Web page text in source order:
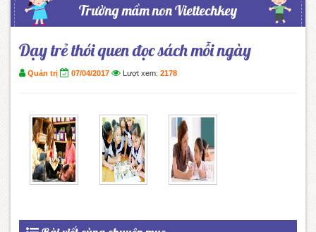
Trường mầm non Viettechkey
Dạy trẻ thói quen đọc sách mỗi ngày
Quản trị 07/04/2017 Lượt xem: 2178